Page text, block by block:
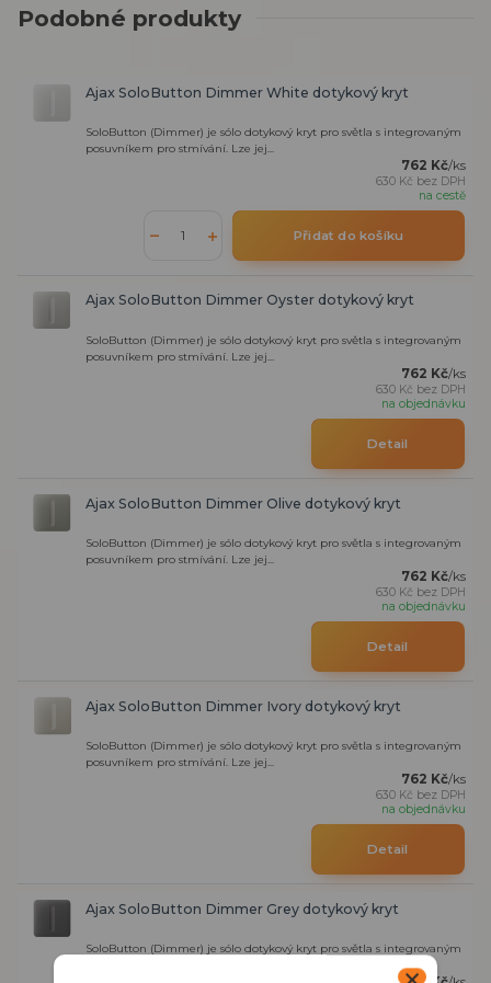
Podobné produkty
Ajax SoloButton Dimmer White dotykový kryt
SoloButton (Dimmer) je sólo dotykový kryt pro světla s integrovaným
posuvníkem pro stmívání. Lze jej...
762 Kč/ks
630 Kč bez DPH
na cestě
Přidat do košíku
Ajax SoloButton Dimmer Oyster dotykový kryt
SoloButton (Dimmer) je sólo dotykový kryt pro světla s integrovaným
posuvníkem pro stmívání. Lze jej...
762 Kč/ks
630 Kč bez DPH
na objednávku
Detail
Ajax SoloButton Dimmer Olive dotykový kryt
SoloButton (Dimmer) je sólo dotykový kryt pro světla s integrovaným
posuvníkem pro stmívání. Lze jej...
762 Kč/ks
630 Kč bez DPH
na objednávku
Detail
Ajax SoloButton Dimmer Ivory dotykový kryt
SoloButton (Dimmer) je sólo dotykový kryt pro světla s integrovaným
posuvníkem pro stmívání. Lze jej...
762 Kč/ks
630 Kč bez DPH
na objednávku
Detail
Ajax SoloButton Dimmer Grey dotykový kryt
SoloButton (Dimmer) je sólo dotykový kryt pro světla s integrovaným